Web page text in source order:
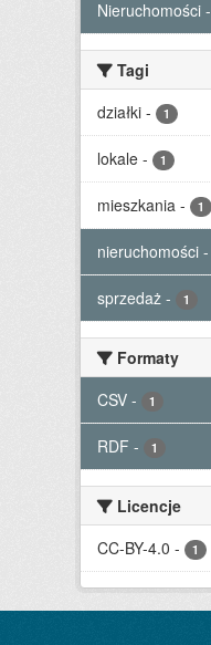
Nieruchomości -
Tagi
działki - 1
lokale - 1
mieszkania - 1
nieruchomości -
sprzedaż - 1
Formaty
CSV - 1
RDF - 1
Licencje
CC-BY-4.0 - 1